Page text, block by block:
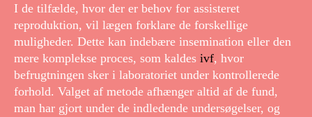
I de tilfælde, hvor der er behov for assisteret
reproduktion, vil lægen forklare de forskellige
muligheder. Dette kan indebære insemination eller den
mere komplekse proces, som kaldes ivf, hvor
befrugtningen sker i laboratoriet under kontrollerede
forhold. Valget af metode afhænger altid af de fund,
man har gjort under de indledende undersøgelser, og